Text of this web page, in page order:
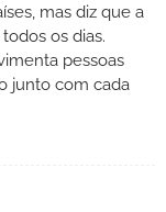
mas diz que a
os dias.
pessoas
junto com cada